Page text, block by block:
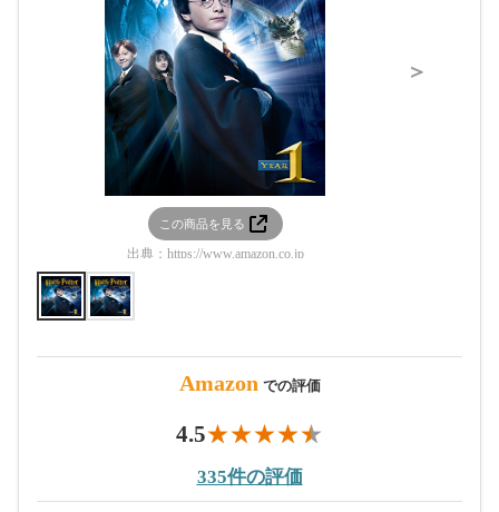
この商品を見る
出典： https://www.amazon.co.jp
＞
Amazon での評価
4.5
335件の評価